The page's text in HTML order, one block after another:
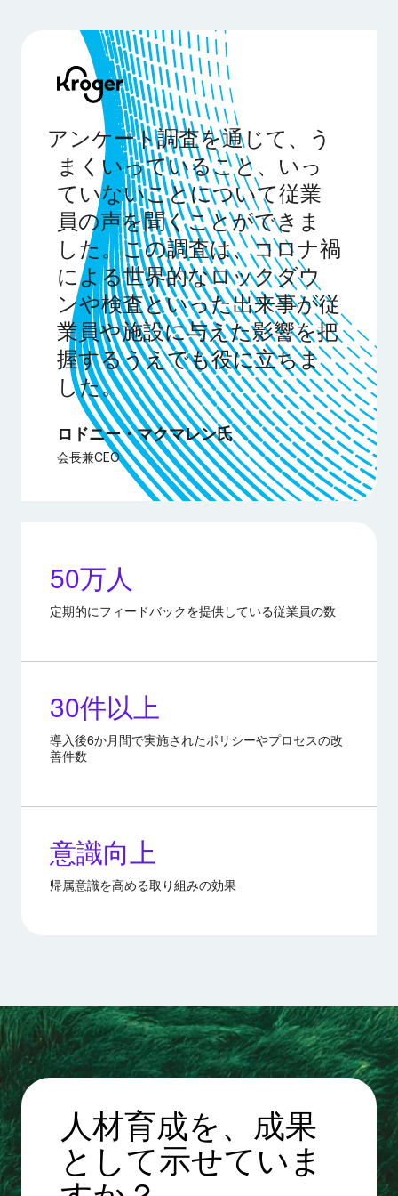
アンケート調査を通じて、う
まくいっていること、いっ
ていないことについて従業
員の声を聞くことができま
した。この調査は、コロナ禍
による世界的なロックダウ
ンや検査といった出来事が従
業員や施設に与えた影響を把
握するうえでも役に立ちま
した。
ロドニー・マクマレン氏
会長兼CEO
50万人
定期的にフィードバックを提供している従業員の数
30件以上
導入後6か月間で実施されたポリシーやプロセスの改
善件数
意識向上
帰属意識を高める取り組みの効果
人材育成を、成果
として示せていま